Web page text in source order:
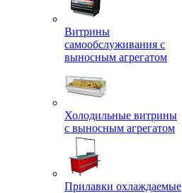
Витрины
самообслуживания с
выносным агрегатом
Холодильные витрины
с выносным агрегатом
Прилавки охлаждаемые